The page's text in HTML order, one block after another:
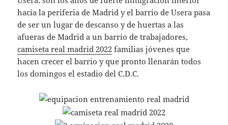
hacia la periferia de Madrid y el barrio de Usera pasa
de ser un lugar de descanso y de huertas a las
afueras de Madrid a un barrio de trabajadores,
camiseta real madrid 2022 familias jóvenes que
hacen crecer el barrio y que pronto llenarán todos
los domingos el estadio del C.D.C.